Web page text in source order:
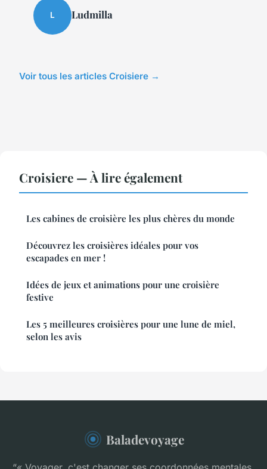
L Ludmilla
Voir tous les articles Croisiere →
Croisiere — À lire également
Les cabines de croisière les plus chères du monde
Découvrez les croisières idéales pour vos
escapades en mer !
Idées de jeux et animations pour une croisière
festive
Les 5 meilleures croisières pour une lune de miel,
selon les avis
Baladevoyage